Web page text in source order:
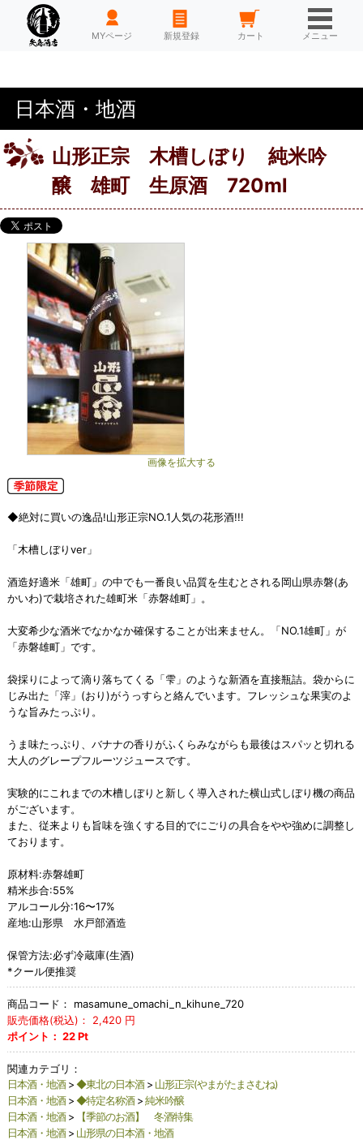
HOME MYページ 新規登録 カート メニュー
日本酒・地酒
山形正宗 木槽しぼり 純米吟
醸 雄町 生原酒 720ml
画像を拡大する
◆絶対に買いの逸品!山形正宗NO.1人気の花形酒!!!
「木槽しぼりver」
酒造好適米「雄町」の中でも一番良い品質を生むとされる岡山県赤磐(あ
かいわ)で栽培された雄町米「赤磐雄町」。
大変希少な酒米でなかなか確保することが出来ません。「NO.1雄町」が
「赤磐雄町」です。
袋採りによって滴り落ちてくる「雫」のような新酒を直接瓶詰。袋からに
じみ出た「滓」(おり)がうっすらと絡んでいます。フレッシュな果実のよ
うな旨みたっぷり。
うま味たっぷり、バナナの香りがふくらみながらも最後はスパッと切れる
大人のグレープフルーツジュースです。
実験的にこれまでの木槽しぼりと新しく導入された横山式しぼり機の商品
がございます。
また、従来よりも旨味を強くする目的でにごりの具合をやや強めに調整し
ております。
原材料:赤磐雄町
精米歩合:55%
アルコール分:16〜17%
産地:山形県 水戸部酒造
保管方法:必ず冷蔵庫(生酒)
*クール便推奨
商品コード：
masamune_omachi_n_kihune_720
販売価格(税込)：
2,420円
ポイント： 22Pt
関連カテゴリ：
日本酒・地酒> ◆東北の日本酒> 山形正宗(やまがたまさむね)
日本酒・地酒> ◆特定名称酒> 純米吟醸
日本酒・地酒>
【季節のお酒】 冬酒特集
日本酒・地酒> 山形県の日本酒・地酒